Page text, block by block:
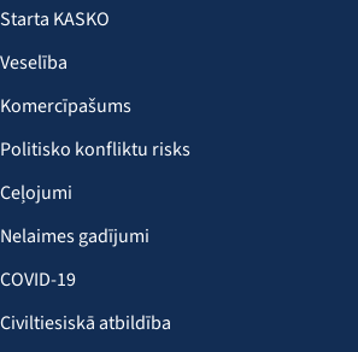
Starta KASKO
Veselība
Komercīpašums
Politisko konfliktu risks
Ceļojumi
Nelaimes gadījumi
COVID-19
Civiltiesiskā atbildība